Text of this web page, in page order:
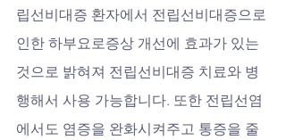
립선비대증 환자에서 전립선비대증으로
인한 하부요로증상 개선에 효과가 있는
것으로 밝혀져 전립선비대증 치료와 병
행해서 사용 가능합니다. 또한 전립선염
에서도 염증을 완화시켜주고 통증을 줄